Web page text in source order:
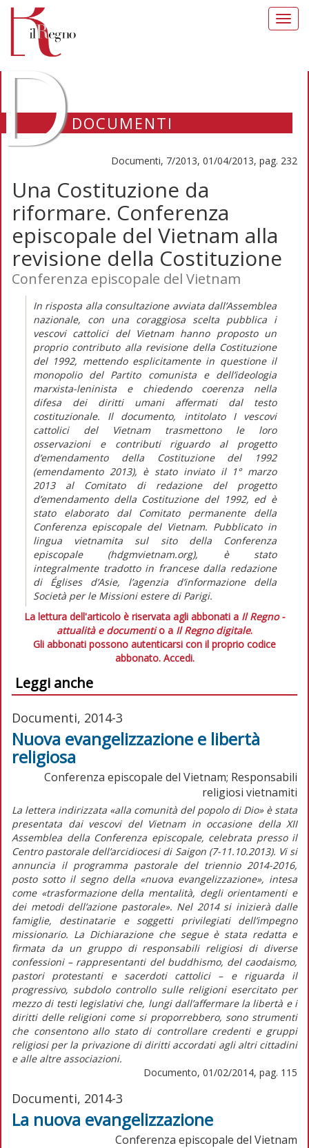
DOCUMENTI
Documenti, 7/2013, 01/04/2013, pag. 232
Una Costituzione da
riformare. Conferenza
episcopale del Vietnam alla
revisione della Costituzione
Conferenza episcopale del Vietnam
In risposta alla consultazione avviata dall’Assemblea
nazionale, con una coraggiosa scelta pubblica i
vescovi cattolici del Vietnam hanno proposto un
proprio contributo alla revisione della Costituzione
del 1992, mettendo esplicitamente in questione il
monopolio del Partito comunista e dell’ideologia
marxista-leninista e chiedendo coerenza nella
difesa dei diritti umani affermati dal testo
costituzionale. Il documento, intitolato I vescovi
cattolici del Vietnam trasmettono le loro
osservazioni e contributi riguardo al progetto
d’emendamento della Costituzione del 1992
(emendamento 2013), è stato inviato il 1° marzo
2013 al Comitato di redazione del progetto
d’emendamento della Costituzione del 1992, ed è
stato elaborato dal Comitato permanente della
Conferenza episcopale del Vietnam. Pubblicato in
lingua vietnamita sul sito della Conferenza
episcopale (hdgmvietnam.org), è stato
integralmente tradotto in francese dalla redazione
di Églises d’Asie, l’agenzia d’informazione della
Società per le Missioni estere di Parigi.
La lettura dell'articolo è riservata agli abbonati a Il Regno -
attualità e documentio a Il Regno digitale.
Gli abbonati possono autenticarsi con il proprio codice
abbonato. Accedi.
Leggi anche
Documenti, 2014-3
Nuova evangelizzazione e libertà
religiosa
Conferenza episcopale del Vietnam; Responsabili
religiosi vietnamiti
La lettera indirizzata «alla comunità del popolo di Dio» è stata
presentata dai vescovi del Vietnam in occasione della XII
Assemblea della Conferenza episcopale, celebrata presso il
Centro pastorale dell’arcidiocesi di Saigon (7-11.10.2013). Vi si
annuncia il programma pastorale del triennio 2014-2016,
posto sotto il segno della «nuova evangelizzazione», intesa
come «trasformazione della mentalità, degli orientamenti e
dei metodi dell’azione pastorale». Nel 2014 si inizierà dalle
famiglie, destinatarie e soggetti privilegiati dell’impegno
missionario. La Dichiarazione che segue è stata redatta e
firmata da un gruppo di responsabili religiosi di diverse
confessioni – rappresentanti del buddhismo, del caodaismo,
pastori protestanti e sacerdoti cattolici – e riguarda il
progressivo, subdolo controllo sulle religioni esercitato per
mezzo di testi legislativi che, lungi dall’affermare la libertà e i
diritti delle religioni come si proporrebbero, sono strumenti
che consentono allo stato di controllare credenti e gruppi
religiosi per la privazione di diritti accordati agli altri cittadini
e alle altre associazioni.
Documento, 01/02/2014, pag. 115
Documenti, 2014-3
La nuova evangelizzazione
Conferenza episcopale del Vietnam